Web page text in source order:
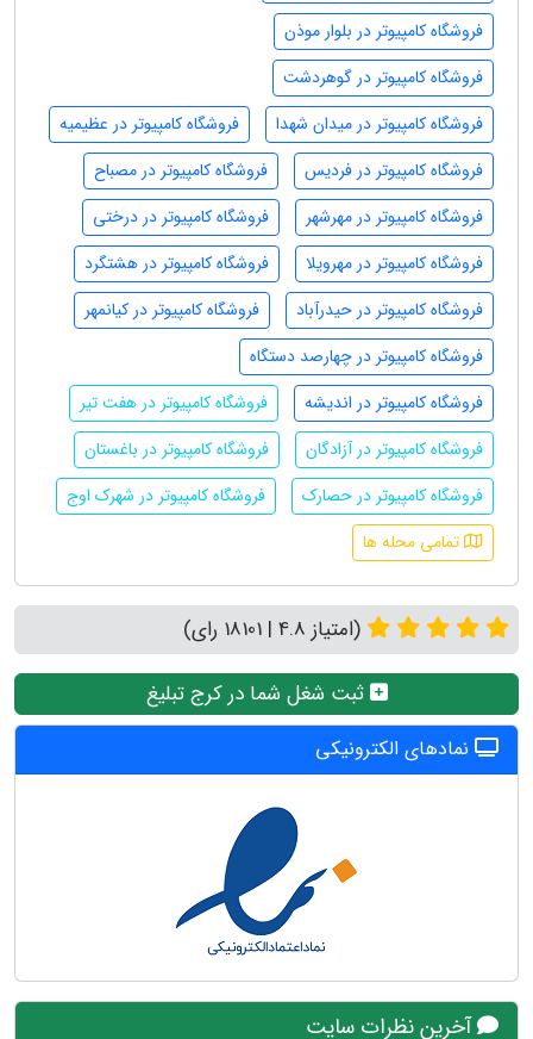
فروشگاه کامپیوتر در بلوار موذن
فروشگاه کامپیوتر در گوهردشت
فروشگاه کامپیوتر در میدان شهدا
فروشگاه کامپیوتر در عظیمیه
فروشگاه کامپیوتر در فردیس
فروشگاه کامپیوتر در مصباح
فروشگاه کامپیوتر در مهرشهر
فروشگاه کامپیوتر در درختی
فروشگاه کامپیوتر در مهرویلا
فروشگاه کامپیوتر در هشتگرد
فروشگاه کامپیوتر در حیدرآباد
فروشگاه کامپیوتر در کیانمهر
فروشگاه کامپیوتر در چهارصد دستگاه
فروشگاه کامپیوتر در اندیشه
فروشگاه کامپیوتر در هفت تیر
فروشگاه کامپیوتر در آزادگان
فروشگاه کامپیوتر در باغستان
فروشگاه کامپیوتر در حصارک
فروشگاه کامپیوتر در شهرک اوج
تمامی محله ها
(امتیاز 4.8 | 18101 رای)
ثبت شغل شما در کرج تبلیغ
نمادهای الکترونیکی
آخرین نظرات سایت